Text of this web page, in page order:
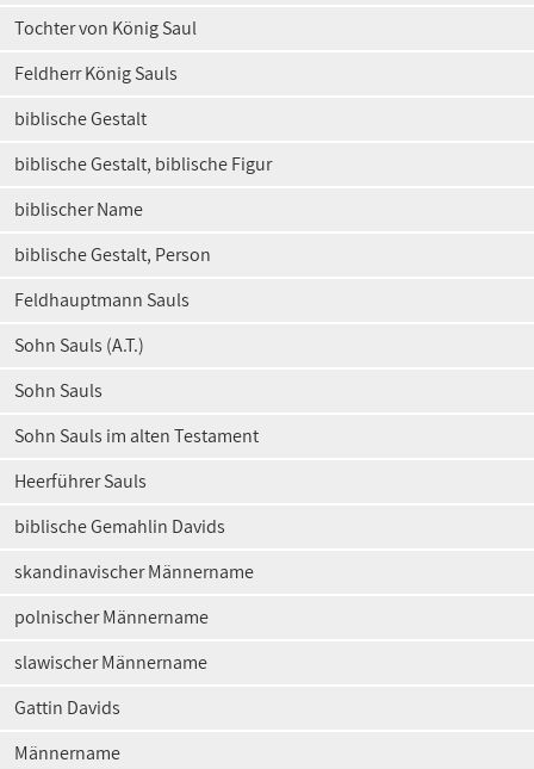
Tochter von König Saul
Feldherr König Sauls
biblische Gestalt
biblische Gestalt, biblische Figur
biblischer Name
biblische Gestalt, Person
Feldhauptmann Sauls
Sohn Sauls (A.T.)
Sohn Sauls
Sohn Sauls im alten Testament
Heerführer Sauls
biblische Gemahlin Davids
skandinavischer Männername
polnischer Männername
slawischer Männername
Gattin Davids
Männername